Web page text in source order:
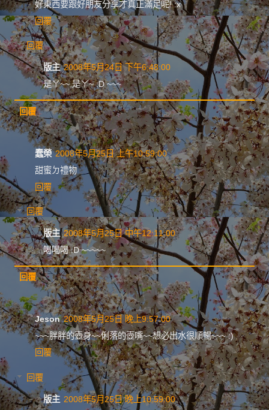
好東西要跟好朋友分享才真正滿足呢! :x
回覆
回覆
版主 2008年5月24日 下午6:48:00
是ㄚ~~ 是ㄚ~ :D ~~~
回覆
蠢榮 2008年5月25日 上午10:59:00
甜蜜ㄉ禮物
回覆
回覆
版主 2008年5月25日 中午12:11:00
喝喝喝 :D ~~~~~
回覆
Jeson 2008年5月25日 晚上9:57:00
~~~胖胖的壺身~~俐落的壺嘴~~想必出水很順暢~~~ :)
回覆
回覆
版主 2008年5月25日 晚上10:59:00